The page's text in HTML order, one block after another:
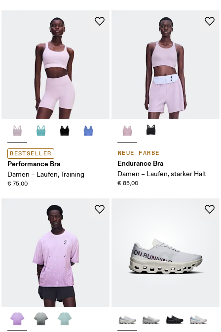
BESTSELLER
Performance Bra
Damen – Laufen, Training
€ 75,00
NEUE FARBE
Endurance Bra
Damen – Laufen, starker Halt
€ 85,00